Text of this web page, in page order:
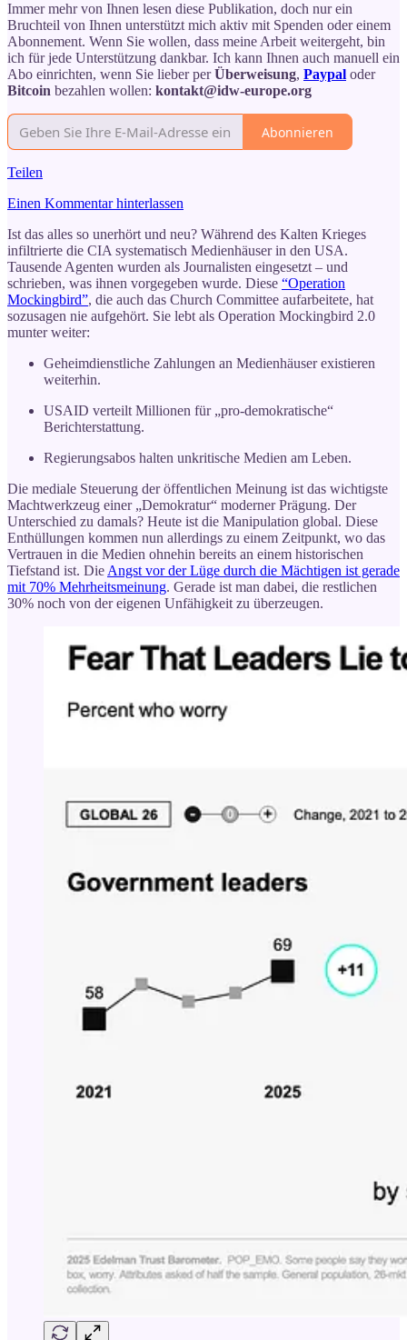
Immer mehr von Ihnen lesen diese Publikation, doch nur ein
Bruchteil von Ihnen unterstützt mich aktiv mit Spenden oder einem
Abonnement. Wenn Sie wollen, dass meine Arbeit weitergeht, bin
ich für jede Unterstützung dankbar. Ich kann Ihnen auch manuell ein
Abo einrichten, wenn Sie lieber perÜberweisung, Paypal oder
Bitcoin bezahlen wollen: kontakt@idw-europe.org
Abonnieren
Teilen
Einen Kommentar hinterlassen
Ist das alles so unerhört und neu? Während des Kalten Krieges
infiltrierte die CIA systematisch Medienhäuser in den USA.
Tausende Agenten wurden als Journalisten eingesetzt – und
schrieben, was ihnen vorgegeben wurde. Diese “Operation
Mockingbird”, die auch das Church Committee aufarbeitete, hat
sozusagen nie aufgehört. Sie lebt als Operation Mockingbird 2.0
munter weiter:
Geheimdienstliche Zahlungen an Medienhäuser existieren
weiterhin.
USAID verteilt Millionen für „pro-demokratische“
Berichterstattung.
Regierungsabos halten unkritische Medien am Leben.
Die mediale Steuerung der öffentlichen Meinung ist das wichtigste
Machtwerkzeug einer „Demokratur“ moderner Prägung. Der
Unterschied zu damals? Heute ist die Manipulation global. Diese
Enthüllungen kommen nun allerdings zu einem Zeitpunkt, wo das
Vertrauen in die Medien ohnehin bereits an einem historischen
Tiefstand ist. Die Angst vor der Lüge durch die Mächtigen ist gerade
mit 70% Mehrheitsmeinung. Gerade ist man dabei, die restlichen
30% noch von der eigenen Unfähigkeit zu überzeugen.